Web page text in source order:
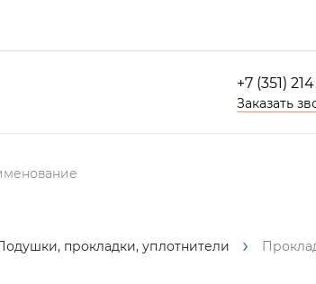
+7 (351)
Заказать
прокладки, уплотнители